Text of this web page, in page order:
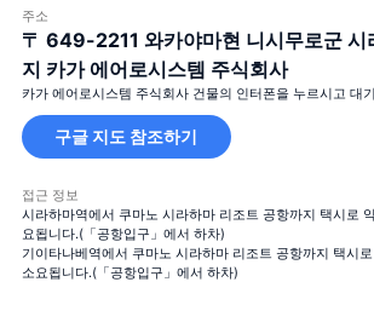
주소
〒 649-2211 와카야마현 니시무로군
지 카가 에어로시스템 주식회사
카가 에어로시스템 주식회사 건물의 인터폰을 누르시고 대
구글 지도 참조하기
접근 정보
시라하마역에서 쿠마노 시라하마 리조트 공항까지 택시로
요됩니다.(「공항입구」에서 하차)
기이타나베역에서 쿠마노 시라하마 리조트 공항까지 택시
소요됩니다.(「공항입구」에서 하차)